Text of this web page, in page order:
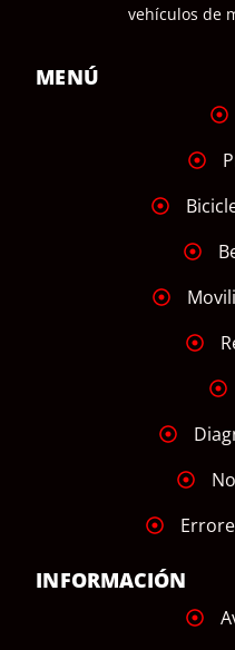
vehículos de
MENÚ
INFORMACIÓN